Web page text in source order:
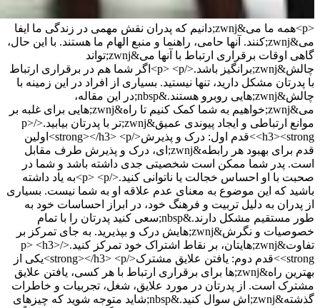
<p>همه ما می&zwnj;دانیم که پدران نقش مهمی در زندگی ما ایفا
می&zwnj;کنند. آنها حامی، راهنما و منبع الهام ما هستند. با این حال،
گاهی اوقات برقراری ارتباط با آنها می&zwnj;تواند
چالش&zwnj;برانگیز باشد.</p> <p>اگر شما هم در برقراری ارتباط
با پدرتان مشکل دارید، تنها نیستید. بسیاری از افراد در این زمینه با
چالش&zwnj;هایی روبرو هستند.&nbsp;در این مقاله،
می&zwnj;خواهیم به شما کمک کنیم تا راه&zwnj;هایی برای غلبه بر
موانع ارتباطی و ایجاد پیوندی عمیق&zwnj;تر با پدرتان بیابید.</p>
<h3><strong>قدم اول: درک و پذیرش</strong></h3> <p>اولین
قدم برای بهبود هر رابطه&zwnj;ای، درک و پذیرش طرف مقابل
است. پدر شما ممکن است شخصیتی جدی داشته باشد و شما در
صحبت با او احساس خجالت یا ناتوانی کنید.</p> <p>به یاد داشته
باشید که این موضوع به معنای عدم علاقه او به شما نیست. بسیاری
از پدران به دلیل تربیت و فرهنگ خود، در ابراز احساسات خود به
طور مستقیم مشکل دارند.&nbsp;سعی کنید پدرتان را با تمام
خصوصیات و نگرش&zwnj;هایش درک و بپذیرید. به جای تمرکز بر
تفاوت&zwnj;هایتان، بر نقاط اشتراک خود تمرکز کنید.</p> <h3>
<strong>قدم دوم: یافتن علایق مشترک</strong></h3> <p>یکی از
بهترین راه&zwnj;ها برای برقراری ارتباط با هر کسی، یافتن علایق
مشترک است. از پدرتان در مورد علایق، شغل، تجربیات و خاطرات
گذشته&zwnj;اش سوال کنید.&nbsp;شاید متوجه شوید که چیزهای